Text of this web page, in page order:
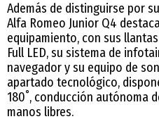
Además de distinguirse por
Alfa Romeo Junior Q4
equipamiento, con sus
Full LED, su sistema de
navegador y su equipo de
apartado tecnológico,
180˚, conducción autónoma
manos libres.